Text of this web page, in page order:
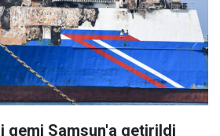
gemi Samsun'a getirildi